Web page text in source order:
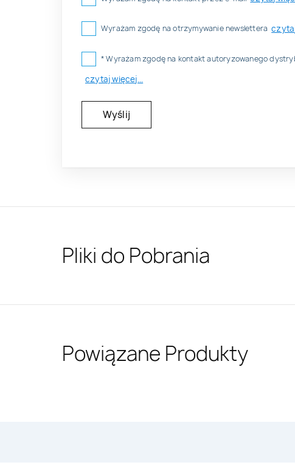
Wyrażam zgodę na otrzymywanie newslettera czytaj
* Wyrażam zgodę na kontakt autoryzowanego
czytaj więcej...
Pliki do Pobrania
Powiązane Produkty